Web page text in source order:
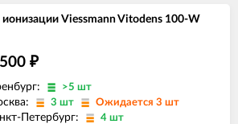
Viessmann Vitodens 100-W
₽
>5 шт
3 шт Ожидается 3 шт
Петербург: 4 шт